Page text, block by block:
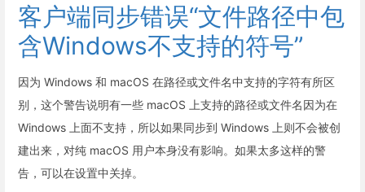
客户端同步错误“文件路径中包
含Windows不支持的符号”
因为 Windows 和 macOS 在路径或文件名中支持的字符有所区
别，这个警告说明有一些 macOS 上支持的路径或文件名因为在
Windows 上面不支持，所以如果同步到 Windows 上则不会被创
建出来，对纯 macOS 用户本身没有影响。如果太多这样的警
告，可以在设置中关掉。